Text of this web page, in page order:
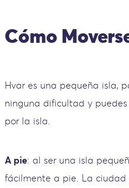
Cómo
Hvar es una pequeña isla,
ninguna dificultad y
por la isla.
A pie: al ser una isla
fácilmente a pie. La ciudad